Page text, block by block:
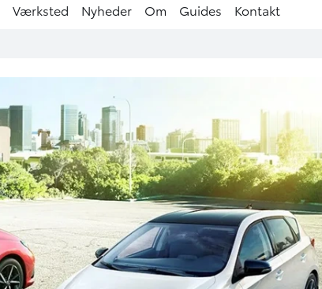
Værksted Nyheder Om Guides Kontakt